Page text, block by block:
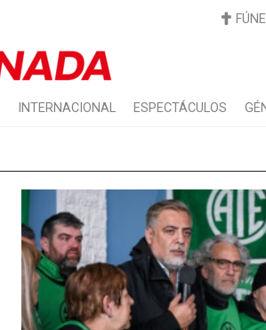
INTERNACIONAL ESPECTÁCULOS